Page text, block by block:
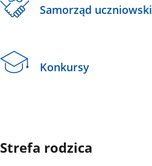
Samorząd uczniowski
Konkursy
Strefa rodzica